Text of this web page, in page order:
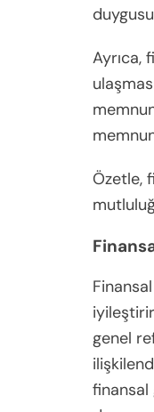
Ayrıca,
Özetle,
genel
finansal